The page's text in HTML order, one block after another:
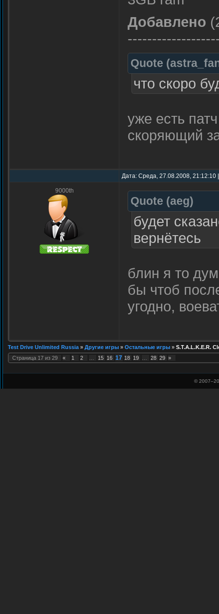
Добавлено
Quote (
что скоро
уже есть
скоряющий
Дата: Среда, 27.08.2008,
9000th
Quote (aeg)
будет
вернётесь
блин я то
бы чтоб
угодно,
Test Drive Unlimited Russia » Другие игры » Остальные игры » S.T.A.L.K.E.R.
Страница 17 из 29 « 1 2 15 16 17 18 19 28 29 »
© 2007–